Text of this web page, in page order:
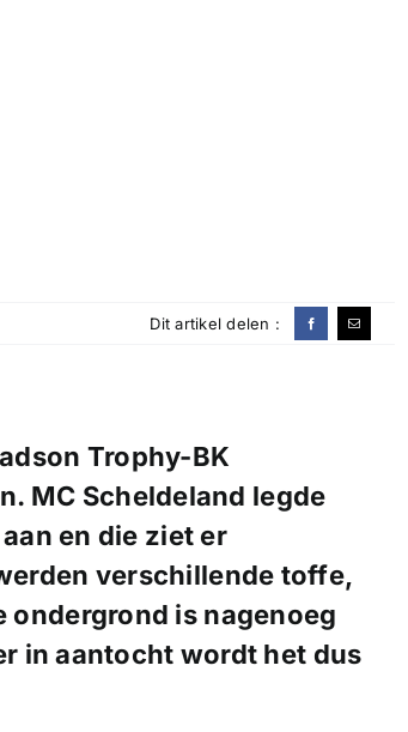
Dit artikel delen :
Trophy-BK
MC Scheldeland legde
en die ziet er
verschillende toffe,
ondergrond is nagenoeg
in aantocht wordt het dus